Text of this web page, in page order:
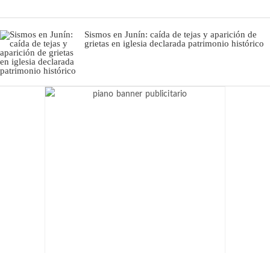
Sismos en Junín: caída de tejas y aparición de
grietas en iglesia declarada patrimonio histórico